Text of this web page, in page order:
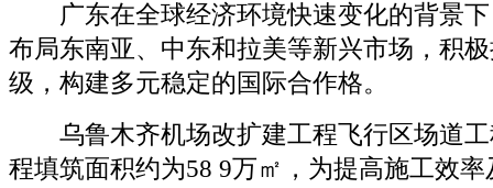
广东在全球经济环境快速变化的背景下
布局东南亚、中东和拉美等新兴市场，积
级，构建多元稳定的国际合作格。
乌鲁木齐机场改扩建工程飞行区场道工
程填筑面积约为58 9万㎡，为提高施工效